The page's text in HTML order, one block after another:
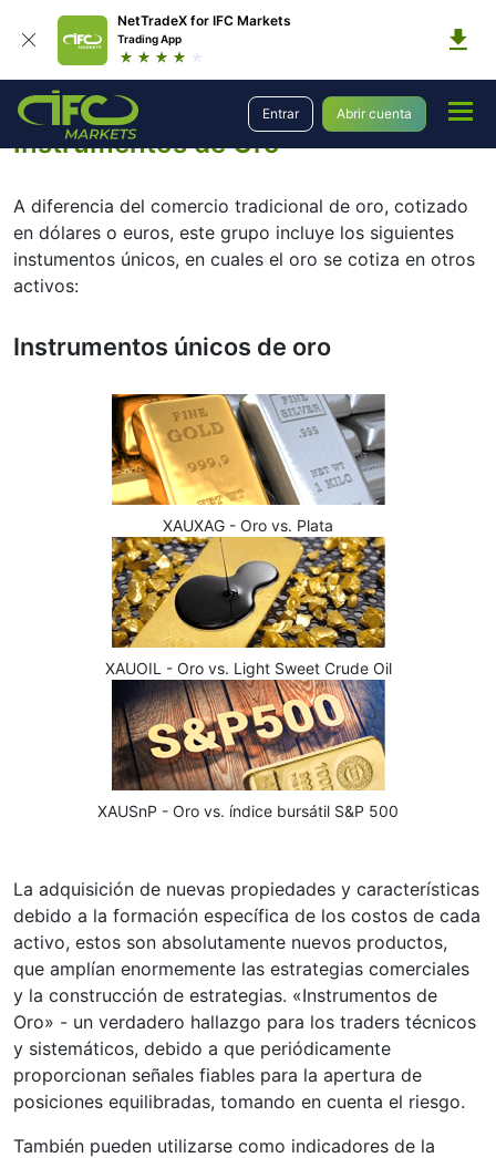
NetTradeX for IFC Markets
Trading App
Entrar Abrir cuenta
Formación CFD Trading Instrumentos de Oro
Instrumentos de Oro
A diferencia del comercio tradicional de oro, cotizado
en dólares o euros, este grupo incluye los siguientes
instumentos únicos, en cuales el oro se cotiza en otros
activos:
Instrumentos únicos de oro
XAUXAG - Oro vs. Plata
XAUOIL - Oro vs. Light Sweet Crude Oil
XAUSnP - Oro vs. índice bursátil S&P 500
La adquisición de nuevas propiedades y características
debido a la formación específica de los costos de cada
activo, estos son absolutamente nuevos productos,
que amplían enormemente las estrategias comerciales
y la construcción de estrategias. «Instrumentos de
Oro» - un verdadero hallazgo para los traders técnicos
y sistemáticos, debido a que periódicamente
proporcionan señales fiables para la apertura de
posiciones equilibradas, tomando en cuenta el riesgo.
También pueden utilizarse como indicadores de la